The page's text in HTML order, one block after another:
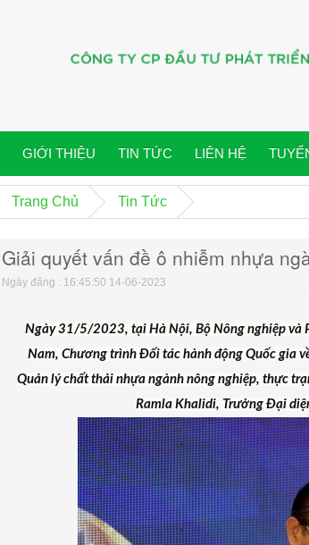
GIỚI THIỆU TIN TỨC LIÊN HỆ
Trang Chủ Tin Tức
Giải quyết vấn đề ô nhiễm nhựa
Ngày đăng : 16:45:50 14-06-2023
Ngày 31/5/2023, tại Hà Nội, Bộ Nông nghiệp và
Nam, Chương trình Đối tác hành động Quốc gia
Quản lý chất thải nhựa ngành nông nghiệp, thực
Ramla Khalidi, Trưởng Đại